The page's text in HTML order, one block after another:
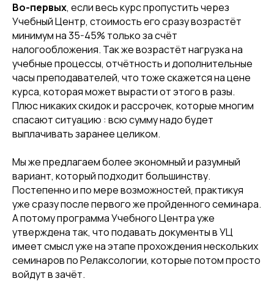
Во-первых, если весь курс пропустить через
Учебный Центр, стоимость его сразу возрастёт
минимум на 35-45% только за счёт
налогообложения. Так же возрастёт нагрузка на
учебные процессы, отчётность и дополнительные
часы преподавателей, что тоже скажется на цене
курса, которая может вырасти от этого в разы.
Плюс никаких скидок и рассрочек, которые многим
спасают ситуацию : всю сумму надо будет
выплачивать заранее целиком.
Мы же предлагаем более экономный и разумный
вариант, который подходит большинству.
Постепенно и по мере возможностей, практикуя
уже сразу после первого же пройденного семинара.
А потому программа Учебного Центра уже
утверждена так, что подавать документы в УЦ
имеет смысл уже на этапе прохождения нескольких
семинаров по Релаксологии, которые потом просто
войдут в зачёт.